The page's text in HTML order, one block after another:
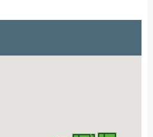
畳コラム